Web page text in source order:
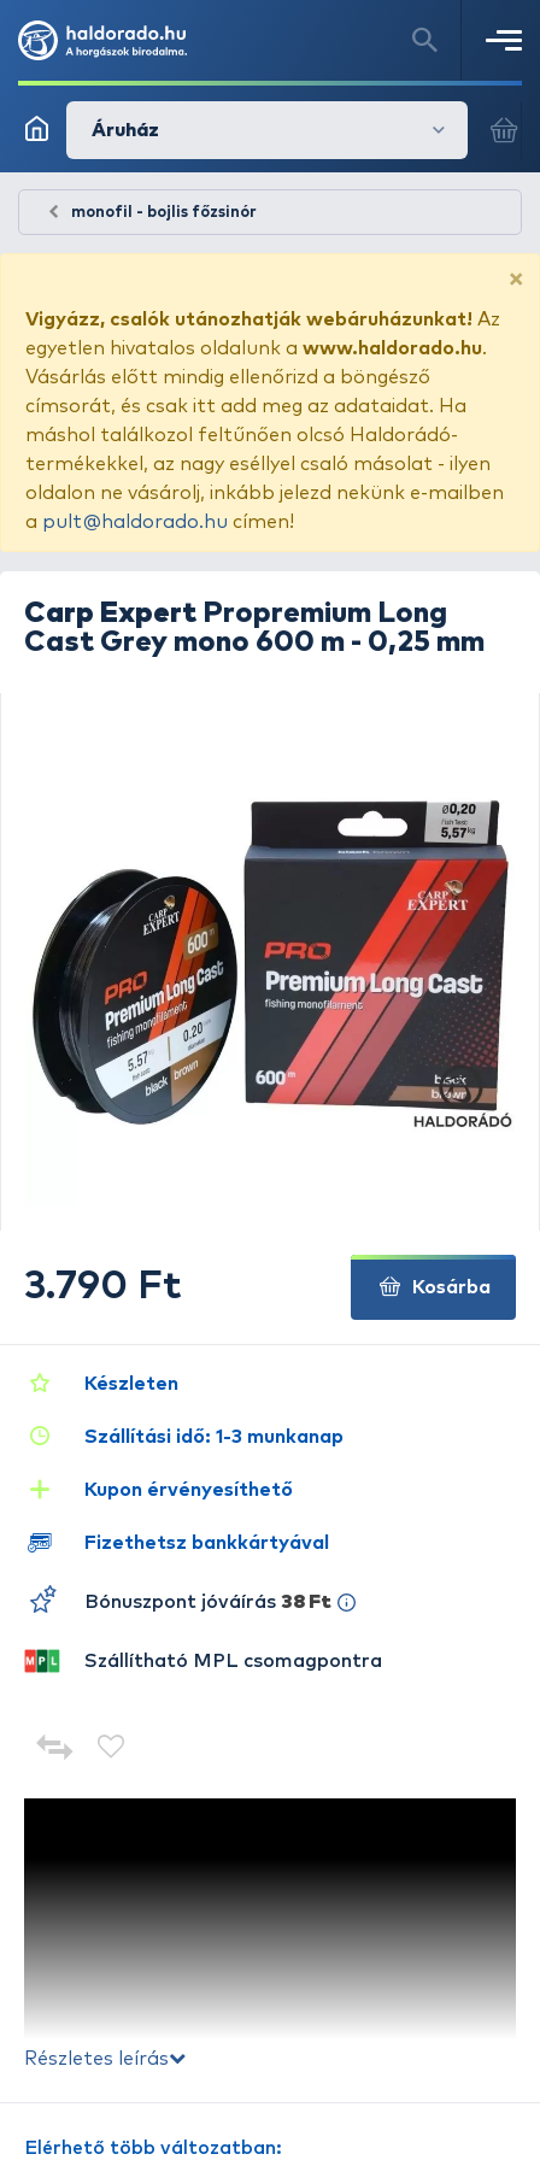
Áruház
monofil - bojlis főzsinór
×
Vigyázz, csalók utánozhatják webáruházunkat! Az
egyetlen hivatalos oldalunk a www.haldorado.hu.
Vásárlás előtt mindig ellenőrizd a böngésző
címsorát, és csak itt add meg az adataidat. Ha
máshol találkozol feltűnően olcsó Haldorádó-
termékekkel, az nagy eséllyel csaló másolat - ilyen
oldalon ne vásárolj, inkább jelezd nekünk e-mailben
a pult@haldorado.hu címen!
Carp Expert Propremium Long
Cast Grey mono 600 m - 0,25 mm
Részletes leírás
Elérhető több változatban:
Készleten
Szállítási idő: 1-3 munkanap
Kupon érvényesíthető
Fizethetsz bankkártyával
Bónuszpont jóváírás 38 Ft
Szállítható MPL csomagpontra
3.790 Ft Kosárba